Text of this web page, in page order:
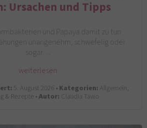
Ursachen und Tipps
und Papaya damit zu tun
unangenehm, schwefelig oder
sogar…
weiterlesen
5. August 2026 •Kategorien: Allgemein,
& Rezepte •Autor: Claudia Tawo